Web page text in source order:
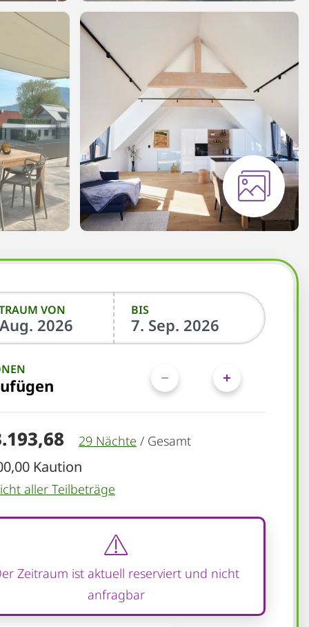
VON BIS
29 Nächte / Gesamt
Kaution
aller Teilbeträge
Zeitraum ist aktuell reserviert und nicht
anfragbar